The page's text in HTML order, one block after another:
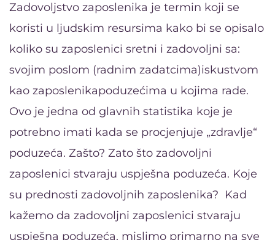
Zadovoljstvo zaposlenika je termin koji se
koristi u ljudskim resursima kako bi se opisalo
koliko su zaposlenici sretni i zadovoljni sa:
svojim poslom (radnim zadatcima)iskustvom
kao zaposlenikapoduzećima u kojima rade.
Ovo je jedna od glavnih statistika koje je
potrebno imati kada se procjenjuje „zdravlje“
poduzeća. Zašto? Zato što zadovoljni
zaposlenici stvaraju uspješna poduzeća. Koje
su prednosti zadovoljnih zaposlenika? Kad
kažemo da zadovoljni zaposlenici stvaraju
uspješna poduzeća, mislimo primarno na sve